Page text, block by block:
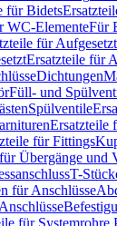
für Bidets
WC-ElementeFür
für Aufgesetzt
Ersatzteile für
Dichtungen
Füll- und
Spülventile
Ersatzteile
für Fittings
Übergänge und
T-
für Anschlüsse
für Systemrohre